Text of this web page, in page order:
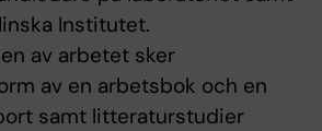
Institutet.
av arbetet sker
av en arbetsbok och en
samt litteraturstudier